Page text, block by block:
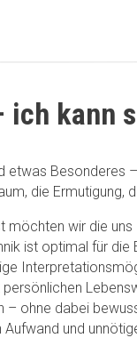
ich kann
etwas Besonderes
die Ermutigung,
möchten wir die
ist optimal für
– ohne dabei
und